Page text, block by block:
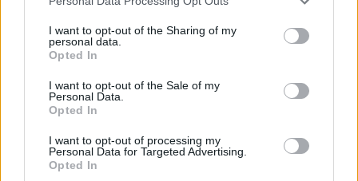
I want to opt-out of the Sharing of my
personal data.
Opted In
I want to opt-out of the Sale of my
Personal Data.
Opted In
I want to opt-out of processing my
Personal Data for Targeted Advertising.
Opted In
La propaganda russa
Il primo ad attribuire la responsabilità a Kiev è
stato l’ex presidente
subito parlato con toni durissimi, violenti, come
ormai d’abitudine per l’ex “volto pragmatico del